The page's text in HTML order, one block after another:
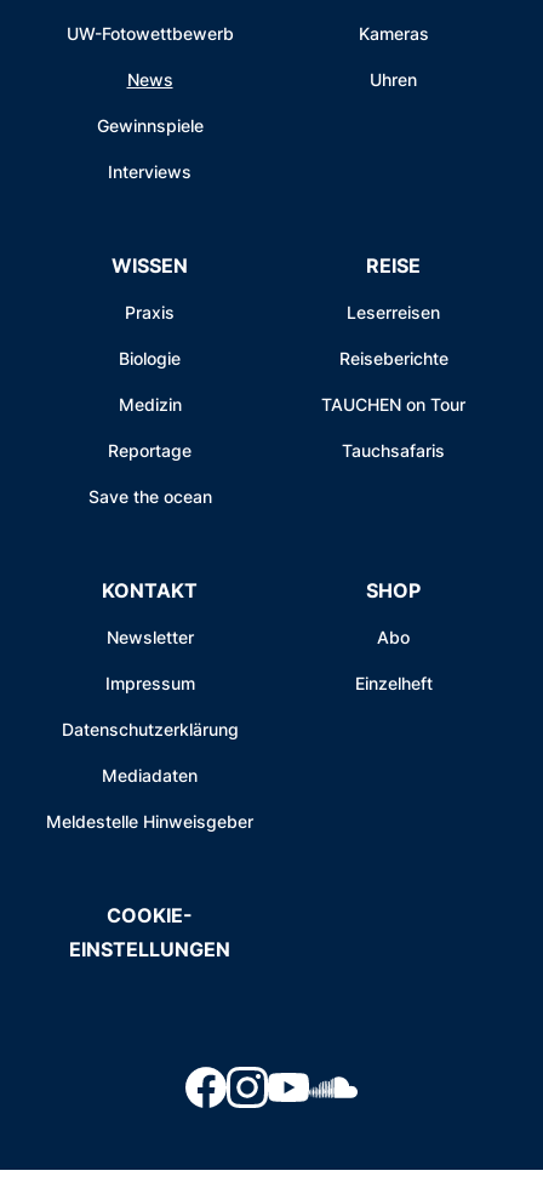
UW-Fotowettbewerb
News
Gewinnspiele
Interviews
Kameras
Uhren
WISSEN
Praxis
Biologie
Medizin
Reportage
Save the ocean
REISE
Leserreisen
Reiseberichte
TAUCHEN on Tour
Tauchsafaris
KONTAKT
Newsletter
Impressum
Datenschutzerklärung
Mediadaten
Meldestelle Hinweisgeber
SHOP
Abo
Einzelheft
COOKIE-
EINSTELLUNGEN